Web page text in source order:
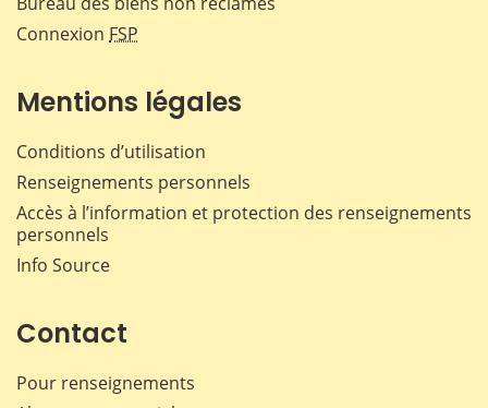
Connexion FSP
Mentions légales
Conditions d’utilisation
Renseignements personnels
Accès à l’information et protection des renseignements
personnels
Info Source
Contact
Pour renseignements